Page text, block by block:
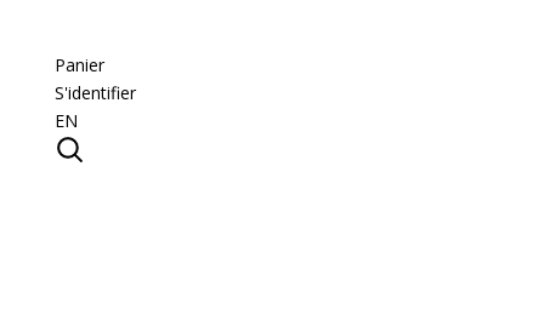
Panier
S'identifier
EN